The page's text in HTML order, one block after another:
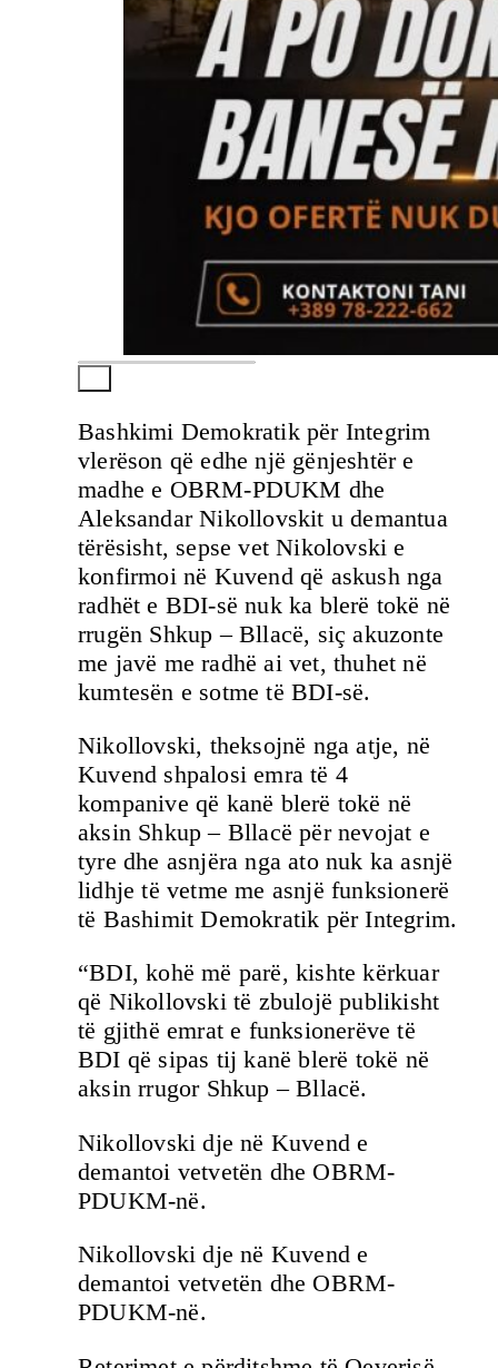
Bashkimi Demokratik për Integrim
vlerëson që edhe një gënjeshtër e
madhe e OBRM-PDUKM dhe
Aleksandar Nikollovskit u demantua
tërësisht, sepse vet Nikolovski e
konfirmoi në Kuvend që askush nga
radhët e BDI-së nuk ka blerë tokë në
rrugën Shkup – Bllacë, siç akuzonte
me javë me radhë ai vet, thuhet në
kumtesën e sotme të BDI-së.
Nikollovski, theksojnë nga atje, në
Kuvend shpalosi emra të 4
kompanive që kanë blerë tokë në
aksin Shkup – Bllacë për nevojat e
tyre dhe asnjëra nga ato nuk ka asnjë
lidhje të vetme me asnjë funksionerë
të Bashimit Demokratik për Integrim.
“BDI, kohë më parë, kishte kërkuar
që Nikollovski të zbulojë publikisht
të gjithë emrat e funksionerëve të
BDI që sipas tij kanë blerë tokë në
aksin rrugor Shkup – Bllacë.
Nikollovski dje në Kuvend e
demantoi vetvetën dhe OBRM-
PDUKM-në.
Nikollovski dje në Kuvend e
demantoi vetvetën dhe OBRM-
PDUKM-në.